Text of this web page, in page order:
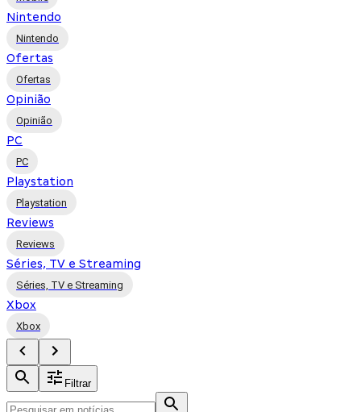
Nintendo
Nintendo
Ofertas
Ofertas
Opinião
Opinião
PC
PC
Playstation
Playstation
Reviews
Reviews
Séries, TV e Streaming
Séries, TV e Streaming
Xbox
Xbox
Filtrar